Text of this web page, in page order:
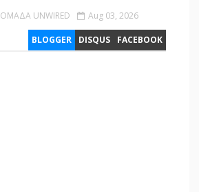
OMAΔΑ UNWIRED Aug 03, 2026
BLOGGER DISQUS FACEBOOK